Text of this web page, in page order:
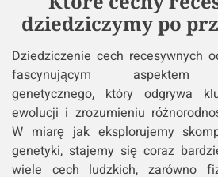
dziedziczymy po
Dziedziczenie cech recesywnych
fascynującym aspektem
genetycznego, który odgrywa
ewolucji i zrozumieniu
W miarę jak eksplorujemy
genetyki, stajemy się coraz
wiele cech ludzkich, zarówno